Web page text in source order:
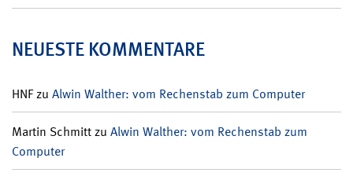
NEUESTE KOMMENTARE
HNFzu Alwin Walther: vom Rechenstab zum Computer
Martin Schmittzu Alwin Walther: vom Rechenstab zum
Computer